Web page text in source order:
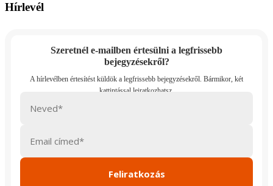
Hírlevél
Szeretnél e-mailben értesülni a legfrissebb
bejegyzésekről?